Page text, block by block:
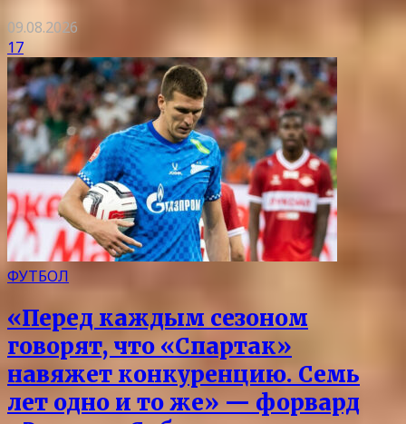
09.08.2026
17
ФУТБОЛ
«Перед каждым сезоном
говорят, что «Спартак»
навяжет конкуренцию. Семь
лет одно и то же» — форвард